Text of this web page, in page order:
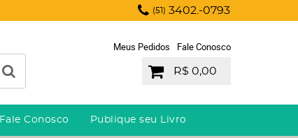
(51) 3402.-0793
Meus Pedidos Fale Conosco
R$ 0,00
Fale Conosco Publique seu Livro